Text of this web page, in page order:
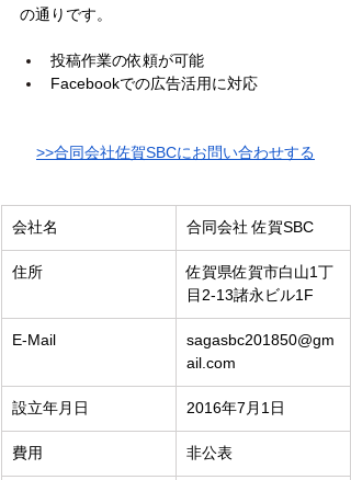
の通りです。
投稿作業の依頼が可能
Facebookでの広告活用に対応
>>合同会社佐賀SBCにお問い合わせする
会社名 ​合同会社 佐賀SBC
住所
佐賀県佐賀市白山1丁
目2-13諸永ビル1F
E-Mail
sagasbc201850@gm
ail.com
設立年月日 2016年7月1日
費用 非公表